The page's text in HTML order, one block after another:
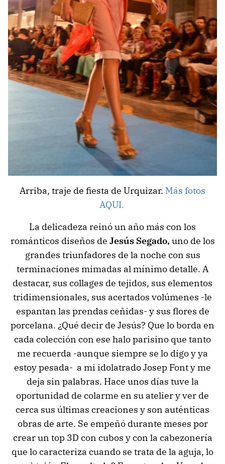
Arriba, traje de fiesta de Urquizar. Más fotos
AQUI.
La delicadeza reinó un año más con los
románticos diseños de Jesús Segado, uno de los
grandes triunfadores de la noche con sus
terminaciones mimadas al mínimo detalle. A
destacar, sus collages de tejidos, sus elementos
tridimensionales, sus acertados volúmenes -le
espantan las prendas ceñidas- y sus flores de
porcelana. ¿Qué decir de Jesús? Que lo borda en
cada colección con ese halo parisino que tanto
me recuerda -aunque siempre se lo digo y ya
estoy pesada- a mi idolatrado Josep Font y me
deja sin palabras. Hace unos días tuve la
oportunidad de colarme en su atelier y ver de
cerca sus últimas creaciones y son auténticas
obras de arte. Se empeñó durante meses por
crear un top 3D con cubos y con la cabezonería
que lo caracteriza cuando se trata de la aguja, lo